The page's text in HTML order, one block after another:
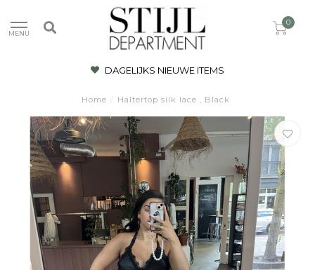
MENU
0
DAGELIJKS NIEUWE ITEMS
Home / Haltertop silk lace , Black